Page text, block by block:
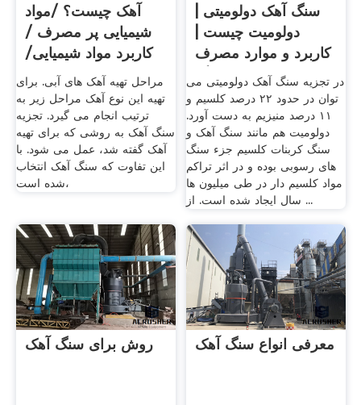
آهک چیست؟ /مواد
شیمیایی پر مصرف /
کاربرد مواد شیمیایی/
مواد ...
مراحل تهیه آهک های آبی. برای
تهیه این نوع آهک مراحل زیر به
ترتیب انجام می گیرد. تجزیه
سنگ آهک به روشی که برای تهیه
آهک گفته شد، عمل می شود. با
این تفاوت که سنگ آهک انتخاب
شده است،
سنگ آهک دولومیتی |
دولومیت چیست |
کاربرد و موارد مصرف
سنگ ...
در تجزیه سنگ آهک دولومیتی می
توان در حدود ۲۲ درصد کلسیم و
۱۱ درصد منیزیم به دست آورد.
دولومیت هم مانند سنگ آهک و
سنگ کربنات کلسیم جزء سنگ
های رسوبی بوده و در اثر تراکم
مواد کلسیم دار در طی میلیون ها
سال ایجاد شده است. از ...
روش برای سنگ آهک معرفی انواع سنگ آهک